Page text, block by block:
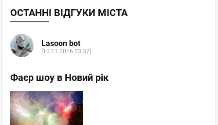
ОСТАННІ ВІДГУКИ МІСТА
Lasoon bot
[10.11.2016 23:37]
Фаєр шоу в Новий рік